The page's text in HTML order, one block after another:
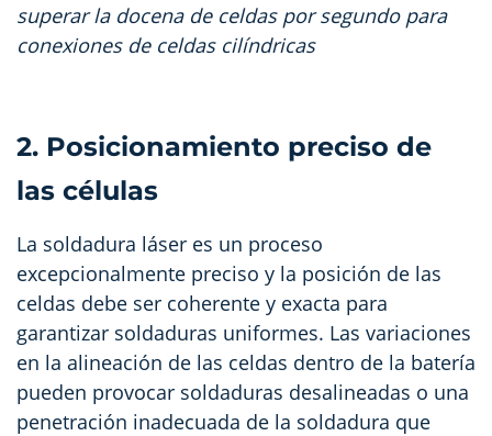
superar la docena de celdas por segundo para
conexiones de celdas cilíndricas
2. Posicionamiento preciso de
las células
La soldadura láser es un proceso
excepcionalmente preciso y la posición de las
celdas debe ser coherente y exacta para
garantizar soldaduras uniformes. Las variaciones
en la alineación de las celdas dentro de la batería
pueden provocar soldaduras desalineadas o una
penetración inadecuada de la soldadura que